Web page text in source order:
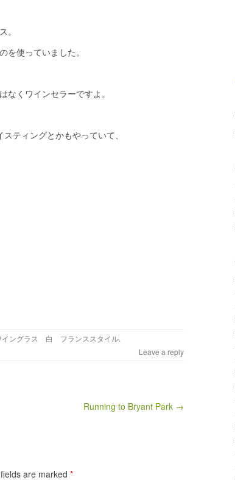
。
を使っていました。
くワインセラーですよ。
ティングとかもやっていて、
イングラス 白 フランススタイル.
Leave a reply
Running to Bryant Park →
are marked *